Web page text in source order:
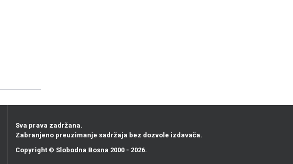
Sva prava zadržana.
Zabranjeno preuzimanje sadržaja bez dozvole izdavača.
Copyright © Slobodna Bosna 2000 - 2026.